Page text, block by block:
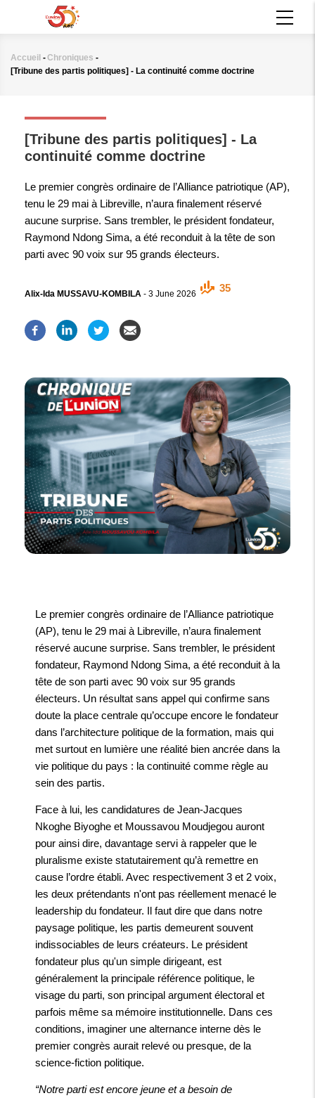
principal
Fil
Accueil -Chroniques -
[Tribune des partis politiques] - La continuité comme doctrine
[Tribune des partis politiques] - La
continuité comme doctrine
Le premier congrès ordinaire de l’Alliance patriotique (AP),
tenu le 29 mai à Libreville, n’aura finalement réservé
aucune surprise. Sans trembler, le président fondateur,
Raymond Ndong Sima, a été reconduit à la tête de son
parti avec 90 voix sur 95 grands électeurs.
Alix-Ida MUSSAVU-KOMBILA - 3 June 2026
35
Le premier congrès ordinaire de l’Alliance patriotique
(AP), tenu le 29 mai à Libreville, n’aura finalement
réservé aucune surprise. Sans trembler, le président
fondateur, Raymond Ndong Sima, a été reconduit à la
tête de son parti avec 90 voix sur 95 grands
électeurs. Un résultat sans appel qui confirme sans
doute la place centrale qu’occupe encore le fondateur
dans l’architecture politique de la formation, mais qui
met surtout en lumière une réalité bien ancrée dans la
vie politique du pays : la continuité comme règle au
sein des partis.
Face à lui, les candidatures de Jean-Jacques
Nkoghe Biyoghe et Moussavou Moudjegou auront
pour ainsi dire, davantage servi à rappeler que le
pluralisme existe statutairement qu’à remettre en
cause l’ordre établi. Avec respectivement 3 et 2 voix,
les deux prétendants n'ont pas réellement menacé le
leadership du fondateur. Il faut dire que dans notre
paysage politique, les partis demeurent souvent
indissociables de leurs créateurs. Le président
fondateur plus qu'un simple dirigeant, est
généralement la principale référence politique, le
visage du parti, son principal argument électoral et
parfois même sa mémoire institutionnelle. Dans ces
conditions, imaginer une alternance interne dès le
premier congrès aurait relevé ou presque, de la
science-fiction politique.
“Notre parti est encore jeune et a besoin de